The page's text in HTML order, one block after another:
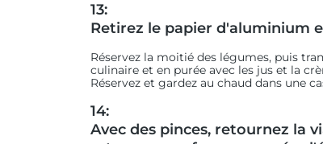
13:
Retirez le papier d'aluminium
Réservez la moitié des légumes, puis
culinaire et en purée avec les jus et la
Réservez et gardez au chaud dans une
14:
Avec des pinces, retournez la